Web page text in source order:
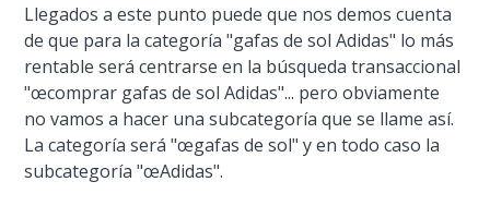
Llegados a este punto puede que nos demos cuenta
de que para la categorí­a"gafas de sol Adidas" lo más
rentable será centrarse en la búsqueda transaccional
"œcomprar gafas de sol Adidas"... pero obviamente
no vamos a hacer una subcategorí­a que se llame así­.
La categorí­a será "œgafas de sol" y en todo caso la
subcategorí­a "œAdidas".